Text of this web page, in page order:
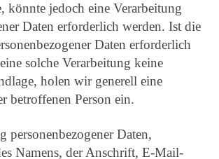
könnte jedoch eine Verarbeitung
Daten erforderlich werden. Ist die
Daten erforderlich
solche Verarbeitung keine
holen wir generell eine
betroffenen Person ein.
personenbezogener Daten,
Namens, der Anschrift, E-Mail-